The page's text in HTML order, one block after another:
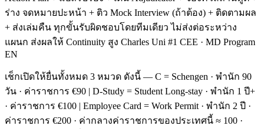
ร่าง จดหมายปะหน้า + ติว Mock Interview (ถ้าต้อง) + ติดตามผล
+ ส่งเล่มคืน ทุกขั้นรับผิดชอบโดยทีมเดียว ไม่ส่งต่อระหว่าง
แผนก ส่งผลให้ Continuity สูง Charles Uni #1 CEE · MD Program
EN
เช็กเปิดให้ยื่นทั้งหมด 3 หมวด ดังนี้ — C = Schengen · พำนัก 90
วัน · ค่าราชการ €90 | D-Study = Student Long-stay · พำนัก 1 ปี+
· ค่าราชการ €100 | Employee Card = Work Permit · พำนัก 2 ปี ·
ค่าราชการ €200 · ค่ากลางค่าราชการของประเทศนี้ ≈ 100 ·